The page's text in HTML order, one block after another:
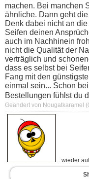
machen. Bei manchen
ähnliche. Dann geht
Denk dabei nicht an
Seifen deinen
auch im Nachhinein
nicht die Qualität der
verträglich und
dass es selbst bei
Fang mit den
einmal sein... Schon
Bestellungen fühlst du
Geändert von Nougatkaramel
...wieder